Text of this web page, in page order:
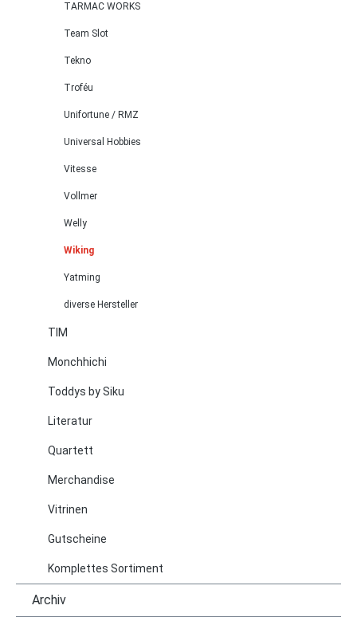
TARMAC WORKS
Team Slot
Tekno
Troféu
Unifortune / RMZ
Universal Hobbies
Vitesse
Vollmer
Welly
Wiking
Yatming
diverse Hersteller
TIM
Monchhichi
Toddys by Siku
Literatur
Quartett
Merchandise
Vitrinen
Gutscheine
Komplettes Sortiment
Archiv